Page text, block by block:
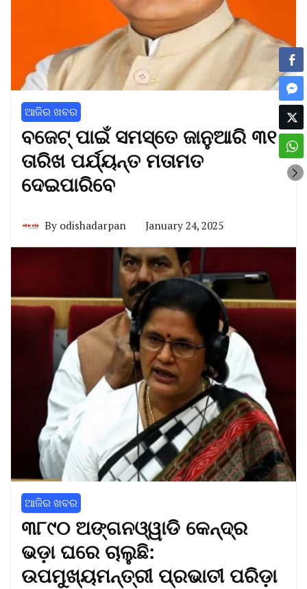
ଆଜିର ଖବର
ବଜେଟ୍‌ ପାଇଁ ସମସ୍ତେ ଜାନୁଆରି ୩୧
ତାରିଖ ପର୍ଯ୍ୟନ୍ତ ମତାମତ
ଦେଇପାରିବେ
By odishadarpan January 24, 2025
ଆଜିର ଖବର
୩୮୯୦ ଅଙ୍ଗନଓ୍ୱାଡି କେନ୍ଦ୍ର
ଭଡ଼ା ଘରେ ଚାଲୁଛି:
ଉପମୁଖ୍ୟମନ୍ତ୍ରୀ ପ୍ରଭାତୀ ପରିଡ଼ା